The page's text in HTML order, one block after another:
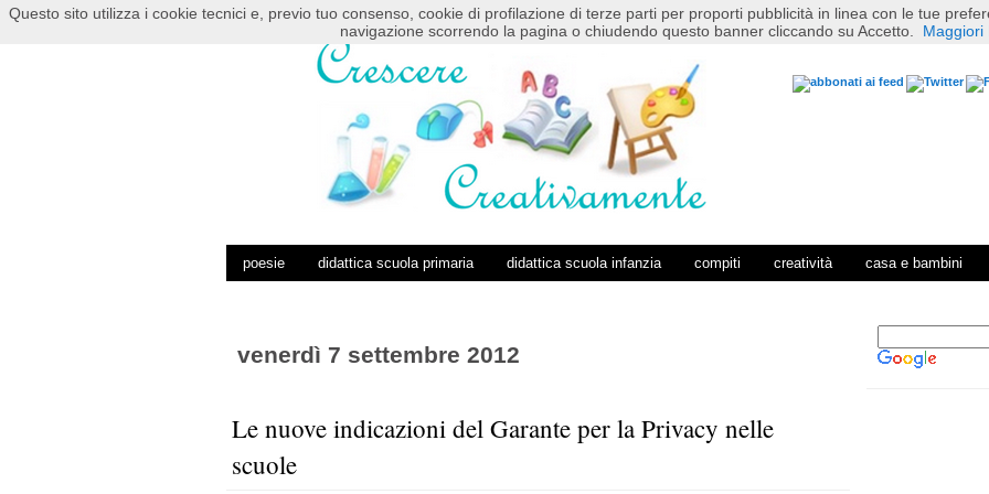
HOME POSTS RSS COMMENTS RSS
poesie didattica scuola primaria didattica scuola infanzia compiti creatività casa e bambini
venerdì 7 settembre 2012
Le nuove indicazioni del Garante per la Privacy nelle
scuole
Questo sito utilizza i cookie tecnici e, previo tuo consenso, cookie di profilazione di terze parti per proporti pubblicità in linea con le tue
navigazione scorrendo la pagina o chiudendo questo banner cliccando su Accetto.
Maggiori